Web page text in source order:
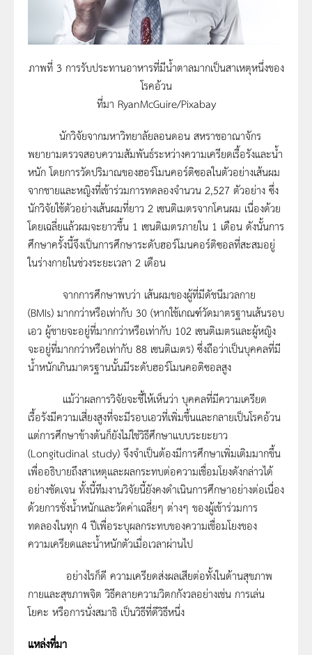
ภาพที่ 3 การรับประทานอาหารที่มีน้ำตาลมากเป็นสาเหตุหนึ่งของ
โรคอ้วน
ที่มา RyanMcGuire/Pixabay
นักวิจัยจากมหาวิทยาลัยลอนดอน สหราชอาณาจักร
พยายามตรวจสอบความสัมพันธ์ระหว่างความเครียดเรื้อรังและน้ำ
หนัก โดยการวัดปริมาณของฮอร์โมนคอร์ติซอลในตัวอย่างเส้นผม
จากชายและหญิงที่เข้าร่วมการทดลองจำนวน 2,527 ตัวอย่าง ซึ่ง
นักวิจัยใช้ตัวอย่างเส้นผมที่ยาว 2 เซนติเมตรจากโคนผม เนื่องด้วย
โดยเฉลี่ยแล้วผมจะยาวขึ้น 1 เซนติเมตรภายใน 1 เดือน ดังนั้นการ
ศึกษาครั้งนี้จึงเป็นการศึกษาระดับฮอร์โมนคอร์ติซอลที่สะสมอยู่
ในร่างกายในช่วงระยะเวลา 2 เดือน
จากการศึกษาพบว่า เส้นผมของผู้ที่มีดัชนีมวลกาย
(BMIs) มากกว่าหรือเท่ากับ 30 (หากใช้เกณฑ์วัดมาตรฐานเส้นรอบ
เอว ผู้ชายจะอยู่ที่มากกว่าหรือเท่ากับ 102 เซนติเมตรและผู้หญิง
จะอยู่ที่มากกว่าหรือเท่ากับ 88 เซนติเมตร) ซึ่งถือว่าเป็นบุคคลที่มี
น้ำหนักเกินมาตรฐานนั้นมีระดับฮอร์โมนคอติซอลสูง
แม้ว่าผลการวิจัยจะชี้ให้เห็นว่า บุคคลที่มีความเครียด
เรื้อรังมีความเสี่ยงสูงที่จะมีรอบเอวที่เพิ่มขึ้นและกลายเป็นโรคอ้วน
แต่การศึกษาข้างต้นก็ยังไม่ใช่วิธีศึกษาแบบระยะยาว
(Longitudinal study) จึงจำเป็นต้องมีการศึกษาเพิ่มเติมมากขึ้น
เพื่ออธิบายถึงสาเหตุและผลกระทบต่อความเชื่อมโยงดังกล่าวได้
อย่างชัดเจน ทั้งนี้ทีมงานวิจัยนี้ยังคงดำเนินการศึกษาอย่างต่อเนื่อง
ด้วยการชั่งน้ำหนักและวัดค่าเฉลี่ยๆ ต่างๆ ของผู้เข้าร่วมการ
ทดลองในทุก 4 ปีเพื่อระบุผลกระทบของความเชื่อมโยงของ
ความเครียดและน้ำหนักตัวเมื่อเวลาผ่านไป
อย่างไรก็ดี ความเครียดส่งผลเสียต่อทั้งในด้านสุขภาพ
กายและสุขภาพจิต วิธีคลายความวิตกกังวลอย่างเช่น การเล่น
โยคะ หรือการนั่งสมาธิ เป็นวิธีที่ดีวิธีหนึ่ง
แหล่งที่มา